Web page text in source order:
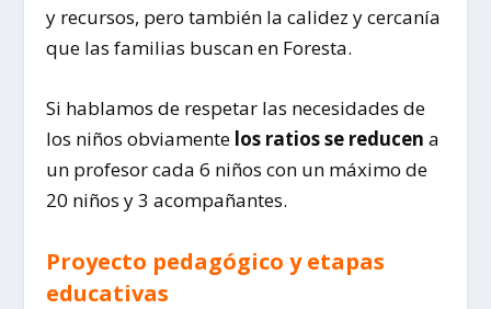
y recursos, pero también la calidez y cercanía
que las familias buscan en Foresta.
Si hablamos de respetar las necesidades de
los niños obviamente los ratios se reducen a
un profesor cada 6 niños con un máximo de
20 niños y 3 acompañantes.
Proyecto pedagógico y etapas
educativas